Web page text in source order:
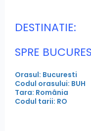
DESTINATIE:
SPRE
Orasul: Bucuresti
Codul orasului: BUH
Tara: România
Codul tarii: RO